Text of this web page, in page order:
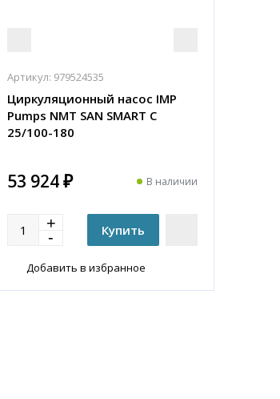
Артикул: 979524535
Циркуляционный насос IMP
Pumps NMT SAN SMART C
25/100-180
53 924 ₽ В наличии
Добавить в избранное